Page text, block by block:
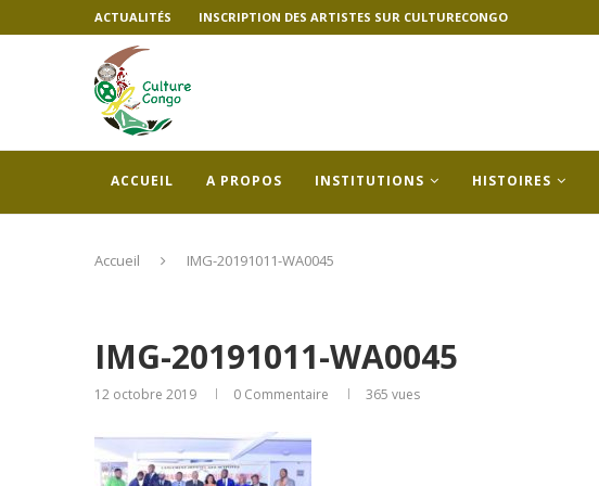
ACTUALITÉS INSCRIPTION DES ARTISTES SUR CULTURECONGO
ACCUEIL A PROPOS INSTITUTIONS HISTOIRES
Accueil IMG-20191011-WA0045
IMG-20191011-WA0045
12 octobre 2019 0 Commentaire 365 vues